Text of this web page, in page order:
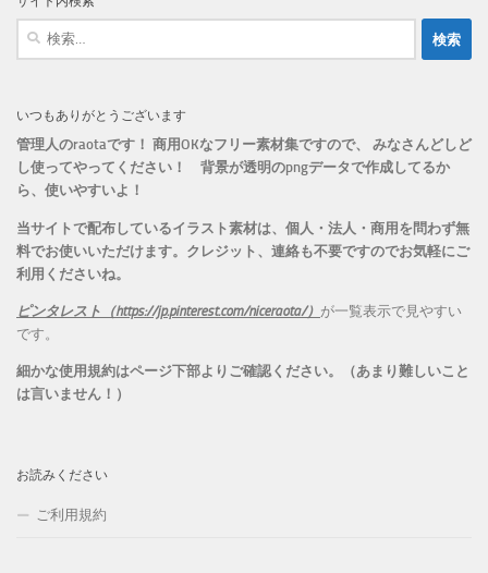
ー
検
いつもありがとうございます
管理人のraotaです！ 商用OKなフリー素材集ですので、 みなさんどしど
し使ってやってください！ 背景が透明のpngデータで作成してるか
ら、 使いやすいよ！
当サイトで配布しているイラスト素材は、個人・法人・商用を問わず無
料でお使いいただけます。 クレジット、連絡も不要ですのでお気軽にご
利用くださいね。
ピンタレスト（https://jp.pinterest.com/niceraota/） が一覧表示で見やすい
です。
細かな使用規約はページ下部よりご確認ください。（あまり難しいこと
は言いません！）
お読みください
ご利用規約